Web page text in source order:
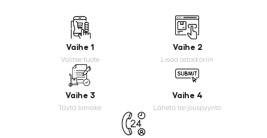
Vaihe 1
Valitse tuote
Vaihe 2
Lisää ostoskoriin
Vaihe 3
Täytä lomake
Vaihe 4
Lähetä tarjouspyyntö